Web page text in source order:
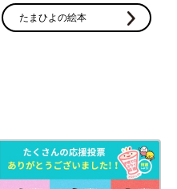
査！確定申告やった？や
たまひよの絵本